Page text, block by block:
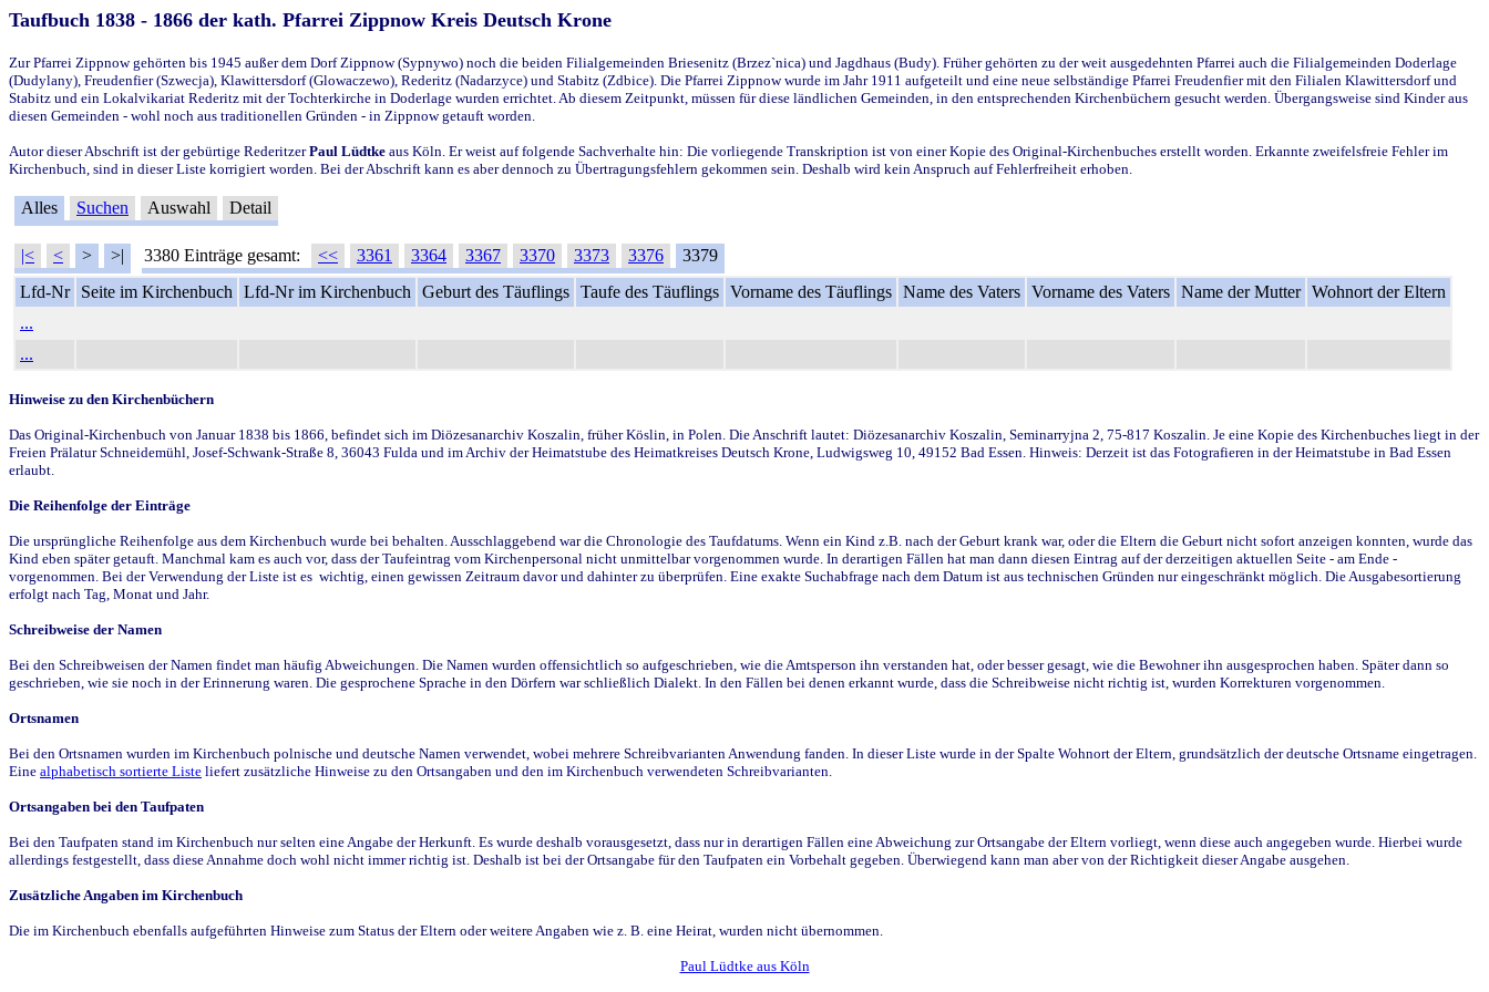
Taufbuch 1838 - 1866 der kath. Pfarrei Zippnow Kreis Deutsch Krone
Zur Pfarrei Zippnow gehörten bis 1945 außer dem Dorf Zippnow (Sypnywo) noch die beiden Filialgemeinden Briesenitz (Brzez`nica) und Jagdhaus (Budy). Früher gehörten zu der weit ausgedehnten Pfarrei auch die Filialgemeinden Doderlage
(Dudylany), Freudenfier (Szwecja), Klawittersdorf (Glowaczewo), Rederitz (Nadarzyce) und Stabitz (Zdbice). Die Pfarrei Zippnow wurde im Jahr 1911 aufgeteilt und eine neue selbständige Pfarrei Freudenfier mit den Filialen Klawittersdorf und
Stabitz und ein Lokalvikariat Rederitz mit der Tochterkirche in Doderlage wurden errichtet. Ab diesem Zeitpunkt, müssen für diese ländlichen Gemeinden, in den entsprechenden Kirchenbüchern gesucht werden. Übergangsweise sind Kinder aus
diesen Gemeinden - wohl noch aus traditionellen Gründen - in Zippnow getauft worden.
Autor dieser Abschrift ist der gebürtige RederitzerPaul Lüdtke aus Köln. Er weist auf folgende Sachverhalte hin: Die vorliegende Transkription ist von einer Kopie des Original-Kirchenbuches erstellt worden. Erkannte zweifelsfreie Fehler im
Kirchenbuch, sind in dieser Liste korrigiert worden. Bei der Abschrift kann es aber dennoch zu Übertragungsfehlern gekommen sein. Deshalb wird kein Anspruch auf Fehlerfreiheit erhoben.
Alles Suchen Auswahl Detail
|< < > >| 3380 Einträge gesamt: << 3361 3364 3367 3370 3373 3376
3379
Lfd-Nr
Seite im Kirchenbuch Lfd-Nr im Kirchenbuch Geburt des Täuflings Taufe des Täuflings Vorname des Täuflings Name des Vaters Vorname des Vaters Name der Mutter Wohnort der Eltern
...
...
Hinweise zu den Kirchenbüchern
Das Original-Kirchenbuch von Januar 1838 bis 1866, befindet sich im Diözesanarchiv Koszalin, früher Köslin, in Polen. Die Anschrift lautet: Diözesanarchiv Koszalin, Seminarryjna 2, 75-817 Koszalin. Je eine Kopie des Kirchenbuches liegt in der
Freien Prälatur Schneidemühl, Josef-Schwank-Straße 8, 36043 Fulda und im Archiv der Heimatstube des Heimatkreises Deutsch Krone, Ludwigsweg 10, 49152 Bad Essen. Hinweis: Derzeit ist das Fotografieren in der Heimatstube in Bad Essen
erlaubt.
Die Reihenfolge der Einträge
Die ursprüngliche Reihenfolge aus dem Kirchenbuch wurde bei behalten. Ausschlaggebend war die Chronologie des Taufdatums. Wenn ein Kind z.B. nach der Geburt krank war, oder die Eltern die Geburt nicht sofort anzeigen konnten, wurde das
Kind eben später getauft. Manchmal kam es auch vor, dass der Taufeintrag vom Kirchenpersonal nicht unmittelbar vorgenommen wurde. In derartigen Fällen hat man dann diesen Eintrag auf der derzeitigen aktuellen Seite - am Ende -
vorgenommen. Bei der Verwendung der Liste ist es wichtig, einen gewissen Zeitraum davor und dahinter zu überprüfen. Eine exakte Suchabfrage nach dem Datum ist aus technischen Gründen nur eingeschränkt möglich. Die Ausgabesortierung
erfolgt nach Tag, Monat und Jahr.
Schreibweise der Namen
Bei den Schreibweisen der Namen findet man häufig Abweichungen. Die Namen wurden offensichtlich so aufgeschrieben, wie die Amtsperson ihn verstanden hat, oder besser gesagt, wie die Bewohner ihn ausgesprochen haben. Später dann so
geschrieben, wie sie noch in der Erinnerung waren. Die gesprochene Sprache in den Dörfern war schließlich Dialekt. In den Fällen bei denen erkannt wurde, dass die Schreibweise nicht richtig ist, wurden Korrekturen vorgenommen.
Ortsnamen
Bei den Ortsnamen wurden im Kirchenbuch polnische und deutsche Namen verwendet, wobei mehrere Schreibvarianten Anwendung fanden. In dieser Liste wurde in der Spalte Wohnort der Eltern, grundsätzlich der deutsche Ortsname eingetragen.
Eine alphabetisch sortierte Liste liefert zusätzliche Hinweise zu den Ortsangaben und den im Kirchenbuch verwendeten Schreibvarianten.
Ortsangaben bei den Taufpaten
Bei den Taufpaten stand im Kirchenbuch nur selten eine Angabe der Herkunft. Es wurde deshalb vorausgesetzt, dass nur in derartigen Fällen eine Abweichung zur Ortsangabe der Eltern vorliegt, wenn diese auch angegeben wurde. Hierbei wurde
allerdings festgestellt, dass diese Annahme doch wohl nicht immer richtig ist. Deshalb ist bei der Ortsangabe für den Taufpaten ein Vorbehalt gegeben. Überwiegend kann man aber von der Richtigkeit dieser Angabe ausgehen.
Zusätzliche Angaben im Kirchenbuch
Die im Kirchenbuch ebenfalls aufgeführten Hinweise zum Status der Eltern oder weitere Angaben wie z. B. eine Heirat, wurden nicht übernommen.
Paul Lüdtke aus Köln